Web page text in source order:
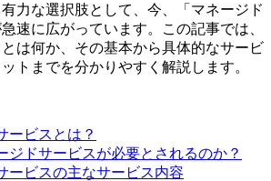
力な選択肢として、今、「マネージド
速に広がっています。この記事では、
は何か、その基本から具体的なサービ
トまでを分かりやすく解説します。
ービスとは？
ジドサービスが必要とされるのか？
ービスの主なサービス内容